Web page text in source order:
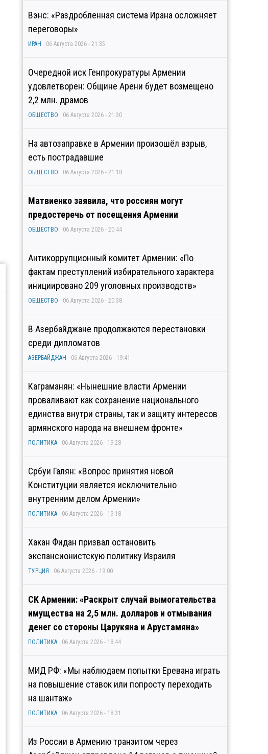
Вэнс: «Раздробленная система Ирана осложняет
переговоры»
ИРАН 06 Августа 2026 - 21:35
Очередной иск Генпрокуратуры Армении
удовлетворен: Общине Арени будет возмещено
2,2 млн. драмов
ОБЩЕСТВО 06 Августа 2026 - 21:30
На автозаправке в Армении произошёл взрыв,
есть пострадавшие
ОБЩЕСТВО 06 Августа 2026 - 21:18
Матвиенко заявила, что россиян могут
предостеречь от посещения Армении
ОБЩЕСТВО 06 Августа 2026 - 20:44
Антикоррупционный комитет Армении: «По
фактам преступлений избирательного характера
инициировано 209 уголовных производств»
ОБЩЕСТВО 06 Августа 2026 - 20:38
В Азербайджане продолжаются перестановки
среди дипломатов
АЗЕРБАЙДЖАН 06 Августа 2026 - 19:41
Каграманян: «Нынешние власти Армении
проваливают как сохранение национального
единства внутри страны, так и защиту интересов
армянского народа на внешнем фронте»
ПОЛИТИКА 06 Августа 2026 - 19:28
Србуи Галян: «Вопрос принятия новой
Конституции является исключительно
внутренним делом Армении»
ПОЛИТИКА 06 Августа 2026 - 19:18
Хакан Фидан призвал остановить
экспансионистскую политику Израиля
ТУРЦИЯ 06 Августа 2026 - 19:00
СК Армении: «Раскрыт случай вымогательства
имущества на 2,5 млн. долларов и отмывания
денег со стороны Царукяна и Арустамяна»
ПОЛИТИКА 06 Августа 2026 - 18:44
МИД РФ: «Мы наблюдаем попытки Еревана играть
на повышение ставок или попросту переходить
на шантаж»
ПОЛИТИКА 06 Августа 2026 - 18:31
Из России в Армению транзитом через